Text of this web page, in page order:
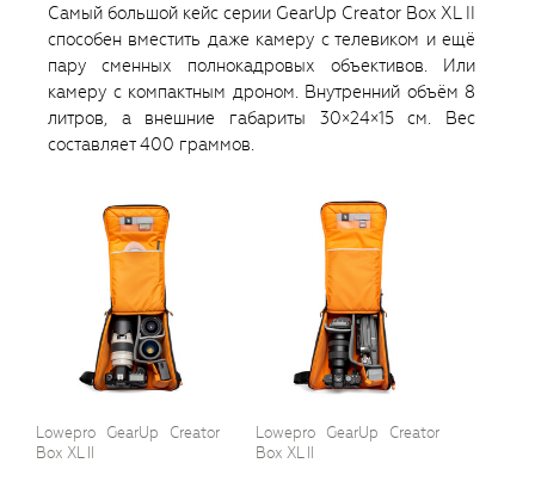
Самый большой кейс серии GearUp Creator Box XL II
способен вместить даже камеру с телевиком и ещё
пару сменных полнокадровых объективов. Или
камеру с компактным дроном. Внутренний объём 8
литров, а внешние габариты 30×24×15 см. Вес
составляет 400 граммов.
Lowepro GearUp Creator
Box XL II
Lowepro GearUp Creator
Box XL II